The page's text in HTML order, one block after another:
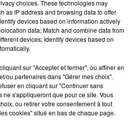
brune sort des robinets
habitants de Hoerdt ont vu de
leurs robinets. Face aux
la municipalité a pris...
choices. These technologies may
as IP address and browsing data to offer
devices based on information actively
data; Match and combine data from
devices; Identify devices based on
sur "Accepter et fermer", ou affiner en
ou partenaires dans "Gérer mes choix".
en cliquant sur "Continuer sans
ne s'appliqueront que pour ce site. Vous
ou retirer votre consentement à tout
cookies" situé en bas de chaque page.